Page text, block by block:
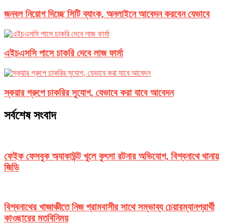
জনবল নিয়োগ দিচ্ছে সিটি ব্যাংক, অনলাইনে আবেদন করবেন যেভাবে
এইচএসসি পাসে চাকরি দেবে লাজ ফার্মা
স্কয়ার গ্রুপে চাকরির সুযোগ, যেভাবে করা যাবে আবেদন
সর্বশেষ সংবাদ
ফেইক ফেসবুক অ্যাকাউন্ট খুলে কুৎসা রটনার অভিযোগ, বিশ্বনাথে থানায়
জিডি
বিশ্বনাথের খাজাঞ্চীতে নিজ গ্রামবাসীর সাথে সম্ভাব্য চেয়ারম্যানপ্রার্থী
কাওছারের মতবিনিময়